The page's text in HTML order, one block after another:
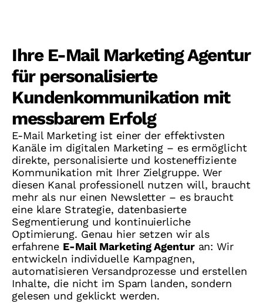
Ihre E-Mail Marketing Agentur
für personalisierte
Kundenkommunikation mit
messbarem Erfolg
E-Mail Marketing ist einer der effektivsten
Kanäle im digitalen Marketing – es ermöglicht
direkte, personalisierte und kosteneffiziente
Kommunikation mit Ihrer Zielgruppe. Wer
diesen Kanal professionell nutzen will, braucht
mehr als nur einen Newsletter – es braucht
eine klare Strategie, datenbasierte
Segmentierung und kontinuierliche
Optimierung. Genau hier setzen wir als
erfahrene E-Mail Marketing Agenturan: Wir
entwickeln individuelle Kampagnen,
automatisieren Versandprozesse und erstellen
Inhalte, die nicht im Spam landen, sondern
gelesen und geklickt werden.